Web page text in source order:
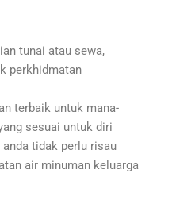
tunai atau sewa,
perkhidmatan
terbaik untuk mana-
sesuai untuk diri
tidak perlu risau
air minuman keluarga